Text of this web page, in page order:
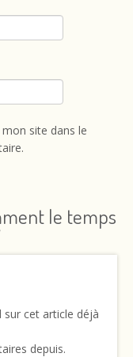
site dans le
le temps
sur cet article déjà
depuis.